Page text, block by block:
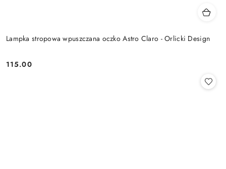
Lampka stropowa wpuszczana oczko Astro Claro - Orlicki Design
Cena:
115.00